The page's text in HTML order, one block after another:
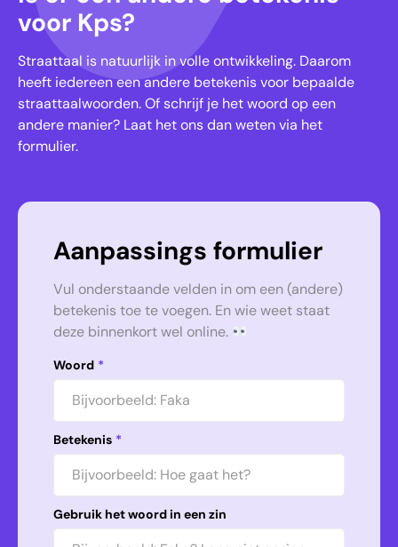
voor Kps?
Straattaal is natuurlijk in volle ontwikkeling. Daarom
heeft iedereen een andere betekenis voor bepaalde
straattaalwoorden. Of schrijf je het woord op een
andere manier? Laat het ons dan weten via het
formulier.
Aanpassings formulier
Vul onderstaande velden in om een (andere)
betekenis toe te voegen. En wie weet staat
deze binnenkort wel online.
Woord *
Betekenis *
Gebruik het woord in een zin